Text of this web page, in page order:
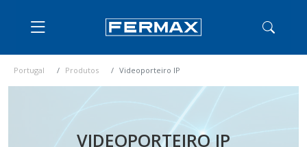
Portugal Produtos Videoporteiro IP
VIDEOPORTEIRO IP